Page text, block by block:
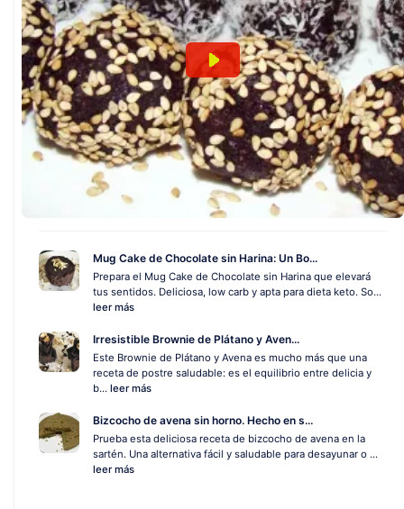
Mug Cake de Chocolate sin Harina: Un Bo...
Prepara el Mug Cake de Chocolate sin Harina que elevará
tus sentidos. Deliciosa, low carb y apta para dieta keto. So...
leer más
Irresistible Brownie de Plátano y Aven...
Este Brownie de Plátano y Avena es mucho más que una
receta de postre saludable: es el equilibrio entre delicia y
b... leer más
Bizcocho de avena sin horno. Hecho en s...
Prueba esta deliciosa receta de bizcocho de avena en la
sartén. Una alternativa fácil y saludable para desayunar o ...
leer más